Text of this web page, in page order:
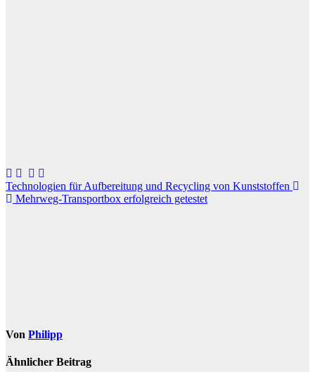
Beitragsnavigation
Technologien für Aufbereitung und Recycling von Kunststoffen
Mehrweg-Transportbox erfolgreich getestet
Von Philipp
Ähnlicher Beitrag